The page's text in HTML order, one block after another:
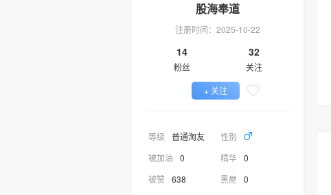
股海奉道
注册时间：2025-10-22
14
粉丝
32
关注
+ 关注
等级 普通淘友
性别
被加油
0 精华 0
被赞 638 黑屋
0